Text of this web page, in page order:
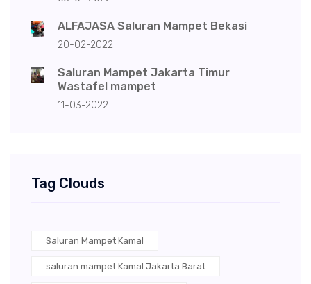
ALFAJASA Saluran Mampet Bekasi
20-02-2022
Saluran Mampet Jakarta Timur
Wastafel mampet
11-03-2022
Tag Clouds
Saluran Mampet Kamal
saluran mampet Kamal Jakarta Barat